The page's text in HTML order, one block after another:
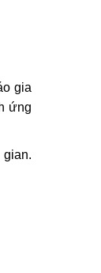
gia
ứng